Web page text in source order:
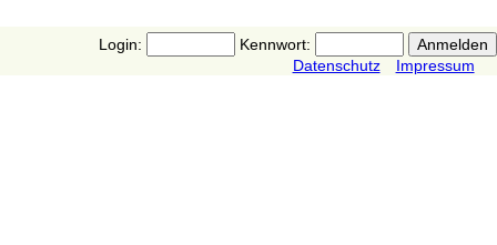
Login:
Kennwort:
Datenschutz
Impressum